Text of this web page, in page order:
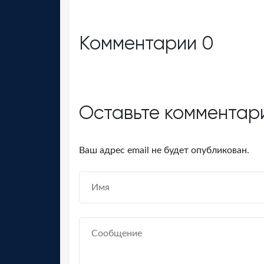
Комментарии 0
Оставьте
Ваш адрес email не будет опубликован.